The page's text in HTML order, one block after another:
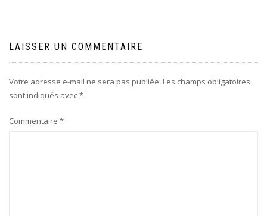
LAISSER UN COMMENTAIRE
Votre adresse e-mail ne sera pas publiée. Les champs obligatoires
sont indiqués avec*
Commentaire *